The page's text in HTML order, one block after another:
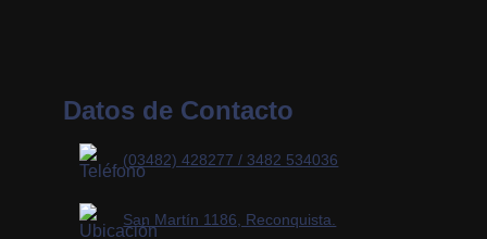
Datos de Contacto
(03482) 428277 / 3482 534036
San Martín 1186, Reconquista.